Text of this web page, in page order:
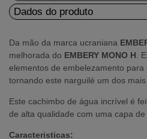
Dados do produto
Da mão da marca ucraniana
melhorada do EMBERY MONO H .
elementos de embelezamento para
tornando este narguilé um dos
Este cachimbo de água incrível é
de alta qualidade com uma capa de
Caracteristicas: